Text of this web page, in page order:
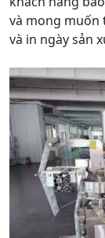
và mong muốn
và in ngày sản